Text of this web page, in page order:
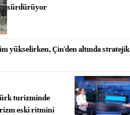
sürdürüyor
yükselirken, Çin'den altında stratejik
turizminde
eski ritmini